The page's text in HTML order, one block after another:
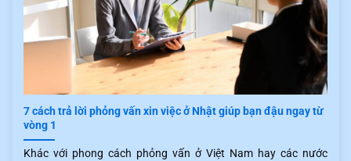
7 cách trả lời phỏng vấn xin việc ở Nhật giúp bạn đậu ngay từ
vòng 1
Khác với phong cách phỏng vấn ở Việt Nam hay các nước